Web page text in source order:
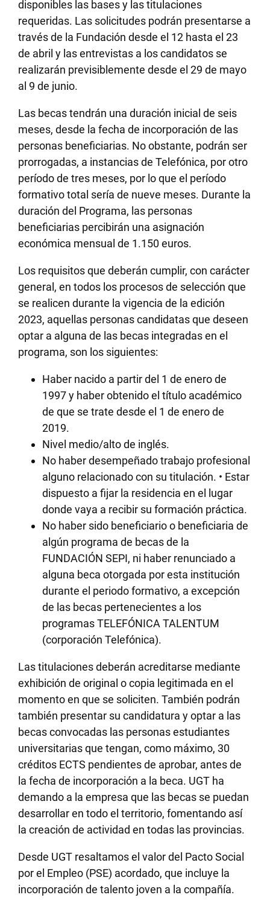
disponibles las bases y las titulaciones
requeridas. Las solicitudes podrán presentarse a
través de la Fundación desde el 12 hasta el 23
de abril y las entrevistas a los candidatos se
realizarán previsiblemente desde el 29 de mayo
al 9 de junio.
Las becas tendrán una duración inicial de seis
meses, desde la fecha de incorporación de las
personas beneficiarias. No obstante, podrán ser
prorrogadas, a instancias de Telefónica, por otro
período de tres meses, por lo que el período
formativo total sería de nueve meses. Durante la
duración del Programa, las personas
beneficiarias percibirán una asignación
económica mensual de 1.150 euros.
Los requisitos que deberán cumplir, con carácter
general, en todos los procesos de selección que
se realicen durante la vigencia de la edición
2023, aquellas personas candidatas que deseen
optar a alguna de las becas integradas en el
programa, son los siguientes:
Haber nacido a partir del 1 de enero de
1997 y haber obtenido el título académico
de que se trate desde el 1 de enero de
2019.
Nivel medio/alto de inglés.
No haber desempeñado trabajo profesional
alguno relacionado con su titulación. • Estar
dispuesto a fijar la residencia en el lugar
donde vaya a recibir su formación práctica.
No haber sido beneficiario o beneficiaria de
algún programa de becas de la
FUNDACIÓN SEPI, ni haber renunciado a
alguna beca otorgada por esta institución
durante el periodo formativo, a excepción
de las becas pertenecientes a los
programas TELEFÓNICA TALENTUM
(corporación Telefónica).
Las titulaciones deberán acreditarse mediante
exhibición de original o copia legitimada en el
momento en que se soliciten. También podrán
también presentar su candidatura y optar a las
becas convocadas las personas estudiantes
universitarias que tengan, como máximo, 30
créditos ECTS pendientes de aprobar, antes de
la fecha de incorporación a la beca. UGT ha
demando a la empresa que las becas se puedan
desarrollar en todo el territorio, fomentando así
la creación de actividad en todas las provincias.
Desde UGT resaltamos el valor del Pacto Social
por el Empleo (PSE) acordado, que incluye la
incorporación de talento joven a la compañía.